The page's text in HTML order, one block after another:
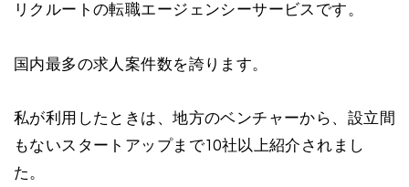
リクルートの転職エージェンシーサービスです。
国内最多の求人案件数を誇ります。
私が利用したときは、地方のベンチャーから、設立間
もないスタートアップまで10社以上紹介されまし
た。